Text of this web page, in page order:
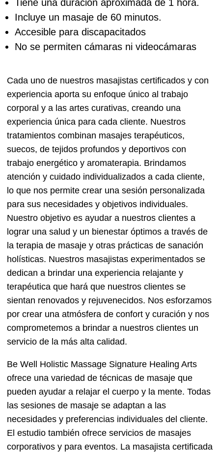
Tiene una duración aproximada de 1 hora.
Incluye un masaje de 60 minutos.
Accesible para discapacitados
No se permiten cámaras ni videocámaras
Cada uno de nuestros masajistas certificados y con
experiencia aporta su enfoque único al trabajo
corporal y a las artes curativas, creando una
experiencia única para cada cliente. Nuestros
tratamientos combinan masajes terapéuticos,
suecos, de tejidos profundos y deportivos con
trabajo energético y aromaterapia. Brindamos
atención y cuidado individualizados a cada cliente,
lo que nos permite crear una sesión personalizada
para sus necesidades y objetivos individuales.
Nuestro objetivo es ayudar a nuestros clientes a
lograr una salud y un bienestar óptimos a través de
la terapia de masaje y otras prácticas de sanación
holísticas. Nuestros masajistas experimentados se
dedican a brindar una experiencia relajante y
terapéutica que hará que nuestros clientes se
sientan renovados y rejuvenecidos. Nos esforzamos
por crear una atmósfera de confort y curación y nos
comprometemos a brindar a nuestros clientes un
servicio de la más alta calidad.
Be Well Holistic Massage Signature Healing Arts
ofrece una variedad de técnicas de masaje que
pueden ayudar a relajar el cuerpo y la mente. Todas
las sesiones de masaje se adaptan a las
necesidades y preferencias individuales del cliente.
El estudio también ofrece servicios de masajes
corporativos y para eventos. La masajista certificada